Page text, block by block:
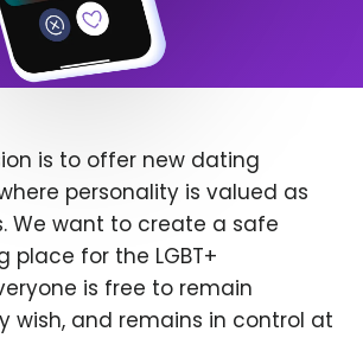
is to offer new dating
personality is valued as
We want to create a safe
place for the LGBT+
is free to remain
wish, and remains in control at